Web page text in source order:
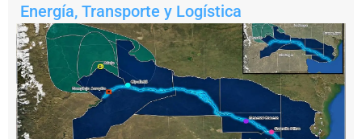
e
d
i
v
i
d
e
l
a
Energía, Transporte y Logística